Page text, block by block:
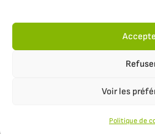
Voir les
Politique de